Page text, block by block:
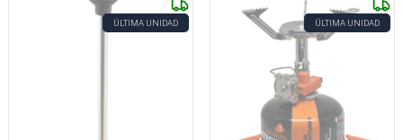
ÚLTIMA UNIDAD ÚLTIMA UNIDAD